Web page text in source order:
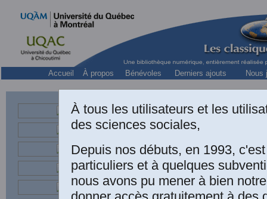
Accueil À propos Bénévoles Derniers ajouts Nous
À tous les utilisateurs et les
des sciences sociales,
Depuis nos débuts, en 1993,
particuliers et à quelques
nous avons pu mener à bien